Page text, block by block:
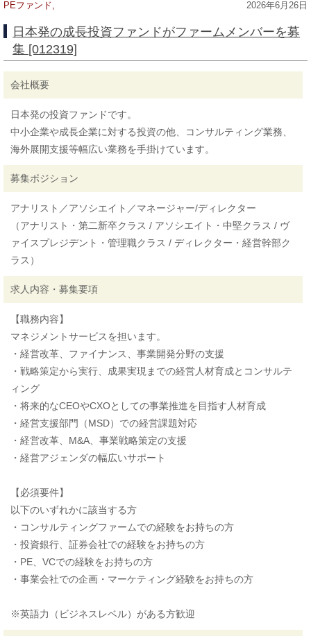
PEファンド, 2026年6月26日
日本発の成長投資ファンドがファームメンバーを募
集 [012319]
会社概要
日本発の投資ファンドです。
中小企業や成長企業に対する投資の他、コンサルティング業務、
海外展開支援等幅広い業務を手掛けています。
募集ポジション
アナリスト／アソシエイト／マネージャー/ディレクター
（アナリスト・第二新卒クラス / アソシエイト・中堅クラス / ヴ
ァイスプレジデント・管理職クラス / ディレクター・経営幹部ク
ラス）
求人内容・募集要項
【職務内容】
マネジメントサービスを担います。
・経営改革、ファイナンス、事業開発分野の支援
・戦略策定から実行、成果実現までの経営人材育成とコンサルテ
ィング
・将来的なCEOやCXOとしての事業推進を目指す人材育成
・経営支援部門（MSD）での経営課題対応
・経営改革、M&A、事業戦略策定の支援
・経営アジェンダの幅広いサポート
【必須要件】
以下のいずれかに該当する方
・コンサルティングファームでの経験をお持ちの方
・投資銀行、証券会社での経験をお持ちの方
・PE、VCでの経験をお持ちの方
・事業会社での企画・マーケティング経験をお持ちの方
※英語力（ビジネスレベル）がある方歓迎